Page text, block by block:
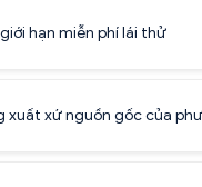
hạn miễn phí lái thử
xuất xứ nguồn gốc của